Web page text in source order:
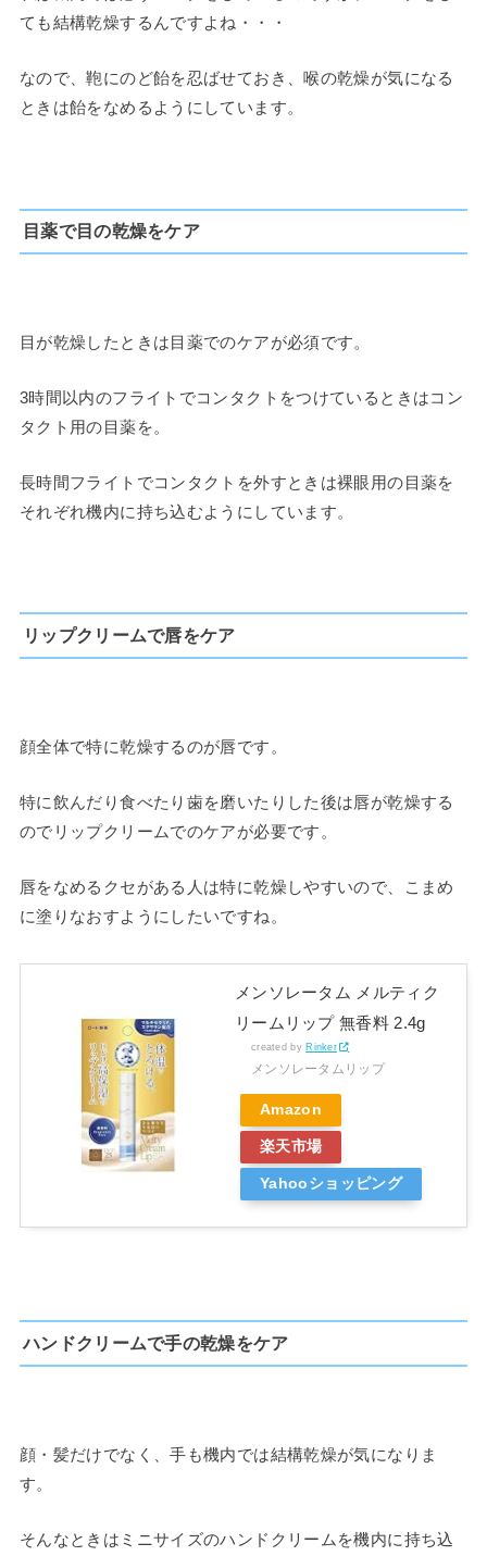
ても結構乾燥するんですよね・・・
なので、鞄にのど飴を忍ばせておき、喉の乾燥が気になる
ときは飴をなめるようにしています。
目薬で目の乾燥をケア
目が乾燥したときは目薬でのケアが必須です。
3時間以内のフライトでコンタクトをつけているときはコン
タクト用の目薬を。
長時間フライトでコンタクトを外すときは裸眼用の目薬を
それぞれ機内に持ち込むようにしています。
リップクリームで唇をケア
顔全体で特に乾燥するのが唇です。
特に飲んだり食べたり歯を磨いたりした後は唇が乾燥する
のでリップクリームでのケアが必要です。
唇をなめるクセがある人は特に乾燥しやすいので、こまめ
に塗りなおすようにしたいですね。
メンソレータム メルティク
リームリップ 無香料 2.4g
created by Rinker
メンソレータムリップ
Amazon
楽天市場
Yahooショッピング
ハンドクリームで手の乾燥をケア
顔・髪だけでなく、手も機内では結構乾燥が気になりま
す。
そんなときはミニサイズのハンドクリームを機内に持ち込